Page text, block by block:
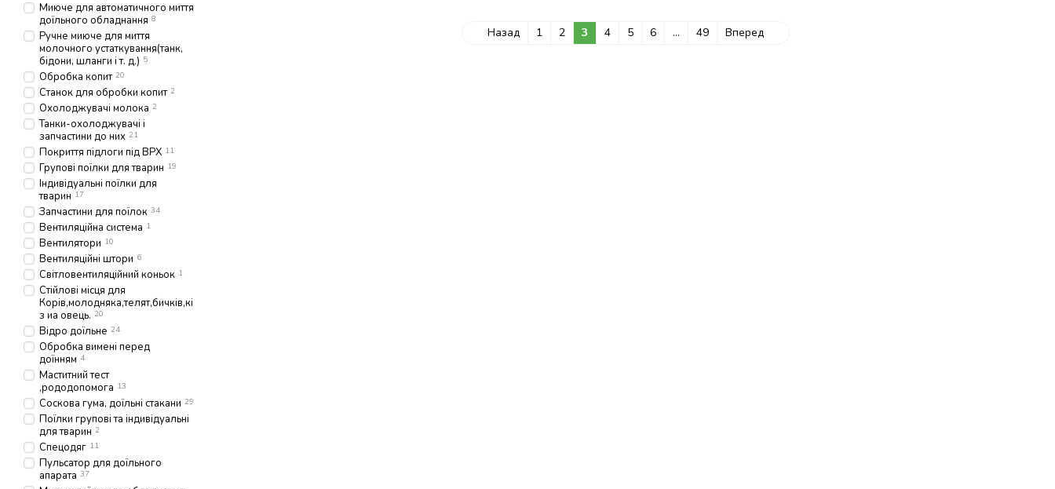
Назад 1 2 3 4 5 6 ... 49 Вперед
Миюче для автоматичного миття
доїльного обладнання 8
Ручне миюче для миття
молочного устаткування(танк,
бідони, шланги і т. д.) 5
Обробка копит 20
Станок для обробки копит 2
Охолоджувачі молока 2
Танки-охолоджувачі і
запчастини до них 21
Покриття підлоги під ВРХ 11
Групові поїлки для тварин 19
Індивідуальні поїлки для
тварин 17
Запчастини для поїлок 34
Вентиляційна система 1
Вентилятори 10
Вентиляційні штори 6
Світловентиляційний коньок 1
Стійлові місця для
Корів,молодняка,телят,бичків,кі
з иа овець. 20
Відро доїльне 24
Обробка вимені перед
доїнням 4
Маститний тест
,рододопомога 13
Соскова гума, доїльні стакани 29
Поїлки групові та індивідуальні
для тварин 2
Спецодяг 11
Пульсатор для доїльного
апарата 37